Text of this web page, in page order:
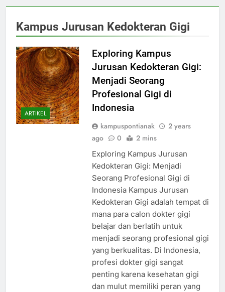
Kampus Jurusan Kedokteran Gigi
ARTIKEL
Exploring Kampus
Jurusan Kedokteran Gigi:
Menjadi Seorang
Profesional Gigi di
Indonesia
kampuspontianak
2 years
ago
0 2 mins
Exploring Kampus Jurusan
Kedokteran Gigi: Menjadi
Seorang Profesional Gigi di
Indonesia Kampus Jurusan
Kedokteran Gigi adalah tempat di
mana para calon dokter gigi
belajar dan berlatih untuk
menjadi seorang profesional gigi
yang berkualitas. Di Indonesia,
profesi dokter gigi sangat
penting karena kesehatan gigi
dan mulut memiliki peran yang